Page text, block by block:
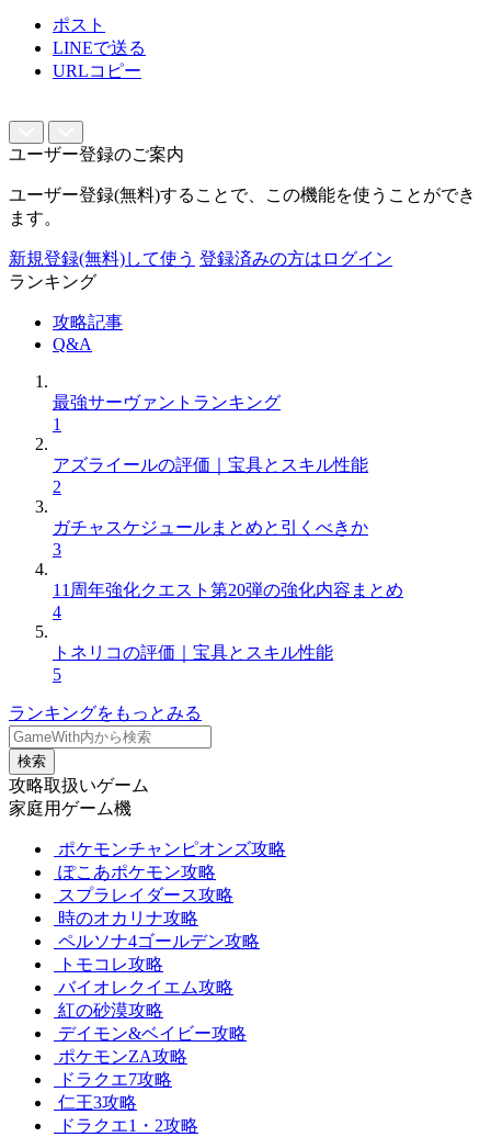
ポスト
LINEで送る
URLコピー
ユーザー登録のご案内
ユーザー登録(無料)することで、この機能を使うことができ
ます。
新規登録(無料)して使う 登録済みの方はログイン
ランキング
攻略記事
Q&A
最強サーヴァントランキング
1
アズライールの評価｜宝具とスキル性能
2
ガチャスケジュールまとめと引くべきか
3
11周年強化クエスト第20弾の強化内容まとめ
4
トネリコの評価｜宝具とスキル性能
5
ランキングをもっとみる
検索
攻略取扱いゲーム
家庭用ゲーム機
ポケモンチャンピオンズ攻略
ぽこあポケモン攻略
スプラレイダース攻略
時のオカリナ攻略
ペルソナ4ゴールデン攻略
トモコレ攻略
バイオレクイエム攻略
紅の砂漠攻略
デイモン&ベイビー攻略
ポケモンZA攻略
ドラクエ7攻略
仁王3攻略
ドラクエ1・2攻略